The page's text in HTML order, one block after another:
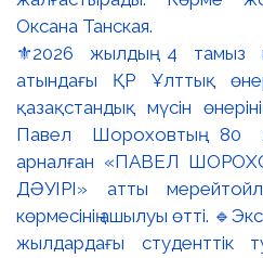
⚜️2026 жылдың 4 тамыз
атындағы ҚР Ұлттық
қазақстандық мүсін
Павел Шороховтың 80
арналған «ПАВЕЛ
ДӘУІРІ» атты
көрмесінің ашылуы өтті.
жылдардағы студенттік